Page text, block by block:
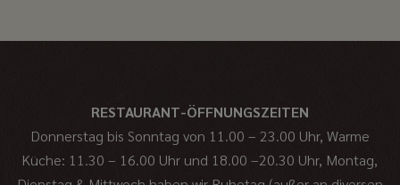
RESTAURANT-ÖFFNUNGSZEITEN
Donnerstag bis Sonntag von 11.00 – 23.00 Uhr, Warme
Küche: 11.30 – 16.00 Uhr und 18.00 –20.30 Uhr, Montag,